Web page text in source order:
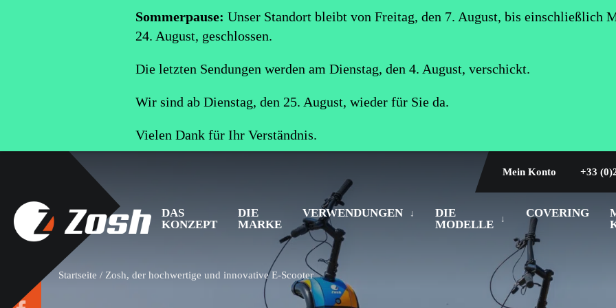
Mein Konto +33
DAS
KONZEPT
DIE
MARKE
VERWENDUNGEN
DIE
MODELLE
COVERING
Startseite / Zosh, der hochwertige und innovative E-Scooter
Sommerpause: Unser Standort bleibt von Freitag, den 7. August, bis einschließlich
24. August, geschlossen.
Die letzten Sendungen werden am Dienstag, den 4. August, verschickt.
Wir sind ab Dienstag, den 25. August, wieder für Sie da.
Vielen Dank für Ihr Verständnis.